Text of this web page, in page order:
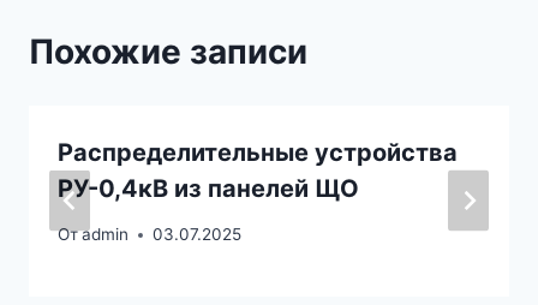
Похожие записи
Распределительные устройства
РУ-0,4кВ из панелей ЩО
Отadmin 03.07.2025